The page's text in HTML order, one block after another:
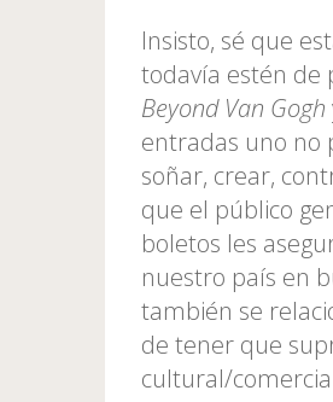
Insisto, sé que
todavía estén de
Beyond Van Gogh
entradas uno no
soñar, crear,
que el público
boletos les
nuestro país en
también se
de tener que
cultural/